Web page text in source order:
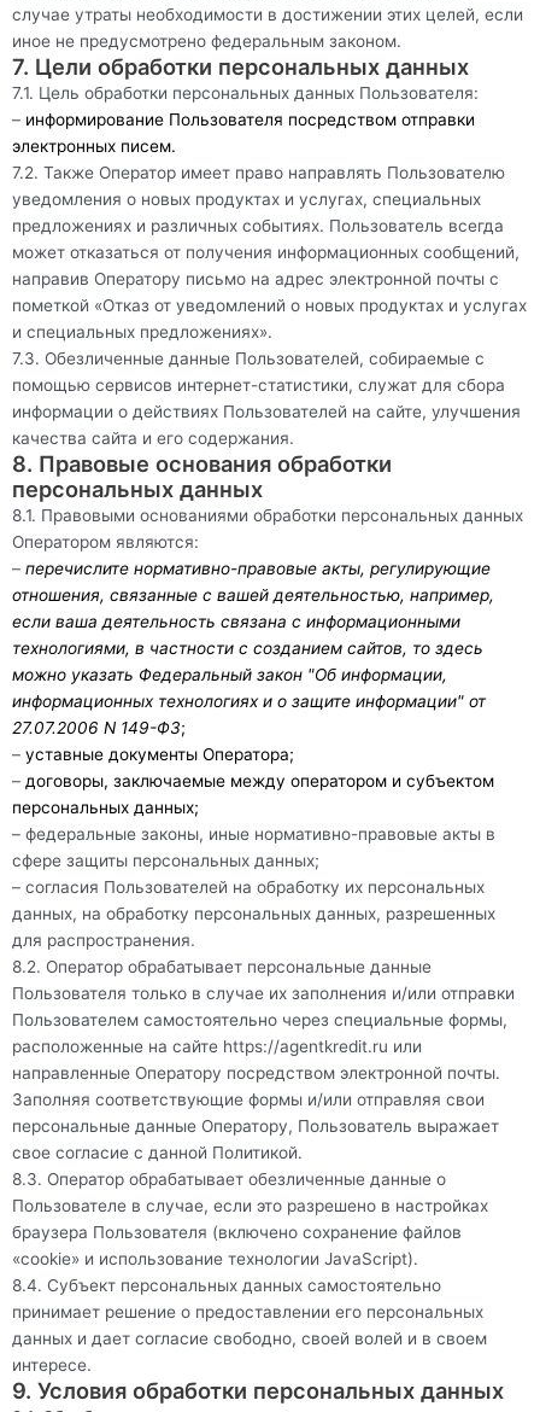
случае утраты необходимости в достижении этих целей, если
иное не предусмотрено федеральным законом.
7. Цели обработки персональных данных
7.1. Цель обработки персональных данных Пользователя:
– информирование Пользователя посредством отправки
электронных писем.
7.2. Также Оператор имеет право направлять Пользователю
уведомления о новых продуктах и услугах, специальных
предложениях и различных событиях. Пользователь всегда
может отказаться от получения информационных сообщений,
направив Оператору письмо на адрес электронной почты с
пометкой «Отказ от уведомлений о новых продуктах и услугах
и специальных предложениях».
7.3. Обезличенные данные Пользователей, собираемые с
помощью сервисов интернет-статистики, служат для сбора
информации о действиях Пользователей на сайте, улучшения
качества сайта и его содержания.
8. Правовые основания обработки
персональных данных
8.1. Правовыми основаниями обработки персональных данных
Оператором являются:
– перечислите нормативно-правовые акты, регулирующие
отношения, связанные с вашей деятельностью, например,
если ваша деятельность связана с информационными
технологиями, в частности с созданием сайтов, то здесь
можно указать Федеральный закон "Об информации,
информационных технологиях и о защите информации" от
27.07.2006 N 149-ФЗ;
– уставные документы Оператора;
– договоры, заключаемые между оператором и субъектом
персональных данных;
– федеральные законы, иные нормативно-правовые акты в
сфере защиты персональных данных;
– согласия Пользователей на обработку их персональных
данных, на обработку персональных данных, разрешенных
для распространения.
8.2. Оператор обрабатывает персональные данные
Пользователя только в случае их заполнения и/или отправки
Пользователем самостоятельно через специальные формы,
расположенные на сайте https://agentkredit.ru или
направленные Оператору посредством электронной почты.
Заполняя соответствующие формы и/или отправляя свои
персональные данные Оператору, Пользователь выражает
свое согласие с данной Политикой.
8.3. Оператор обрабатывает обезличенные данные о
Пользователе в случае, если это разрешено в настройках
браузера Пользователя (включено сохранение файлов
«cookie» и использование технологии JavaScript).
8.4. Субъект персональных данных самостоятельно
принимает решение о предоставлении его персональных
данных и дает согласие свободно, своей волей и в своем
интересе.
9. Условия обработки персональных данных